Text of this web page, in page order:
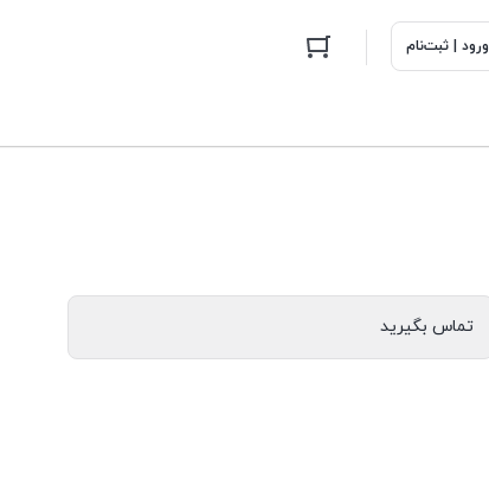
ورود | ثبت‌نام
تماس بگیرید